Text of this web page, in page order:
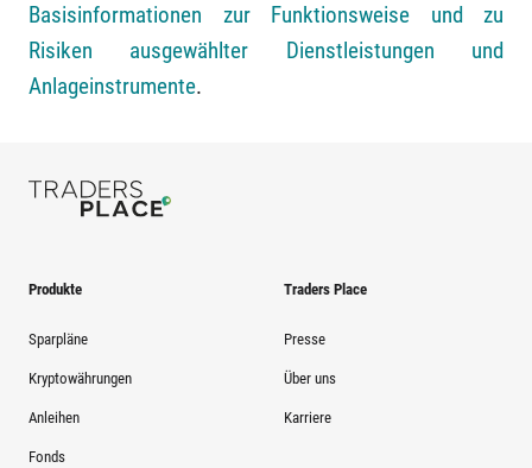
Basisinformationen zur Funktionsweise und zu
Risiken ausgewählter Dienstleistungen und
Anlageinstrumente.
Produkte
Sparpläne
Kryptowährungen
Anleihen
Fonds
Traders Place
Presse
Über uns
Karriere